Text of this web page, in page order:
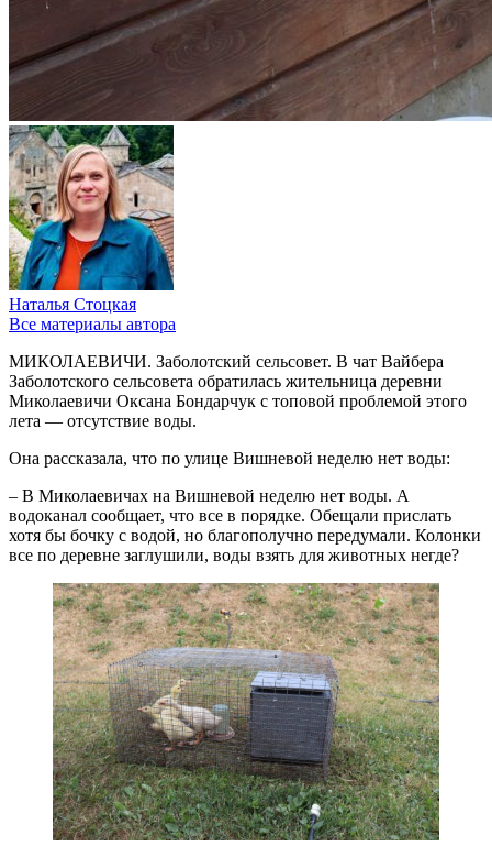
Наталья Стоцкая
Все материалы автора
МИКОЛАЕВИЧИ. Заболотский сельсовет. В чат Вайбера
Заболотского сельсовета обратилась жительница деревни
Миколаевичи Оксана Бондарчук с топовой проблемой этого
лета — отсутствие воды.
Она рассказала, что по улице Вишневой неделю нет воды:
– В Миколаевичах на Вишневой неделю нет воды. А
водоканал сообщает, что все в порядке. Обещали прислать
хотя бы бочку с водой, но благополучно передумали. Колонки
все по деревне заглушили, воды взять для животных негде?